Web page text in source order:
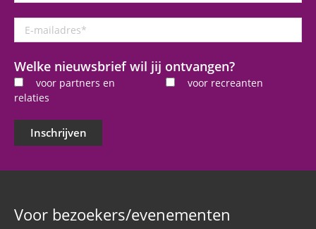
mailadres
Welke nieuwsbrief wil jij ontvangen?
voor partners en
relaties
voor recreanten
Inschrijven
Voor bezoekers/evenementen